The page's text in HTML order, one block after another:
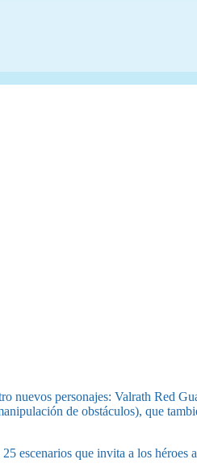
nuevos personajes: Valrath Red
de obstáculos), que
escenarios que invita a los héroes